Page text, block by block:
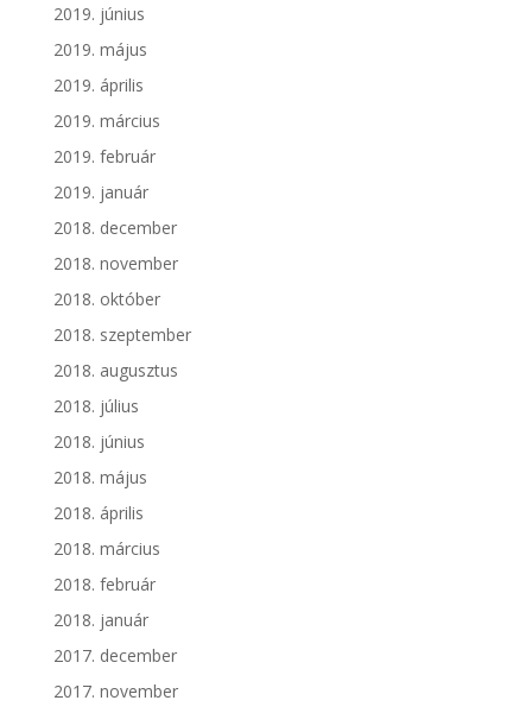
2019. június
2019. május
2019. április
2019. március
2019. február
2019. január
2018. december
2018. november
2018. október
2018. szeptember
2018. augusztus
2018. július
2018. június
2018. május
2018. április
2018. március
2018. február
2018. január
2017. december
2017. november